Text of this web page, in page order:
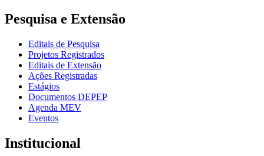
Pesquisa e Extensão
Editais de Pesquisa
Projetos Registrados
Editais de Extensão
Ações Registradas
Estágios
Documentos DEPEP
Agenda MEV
Eventos
Institucional